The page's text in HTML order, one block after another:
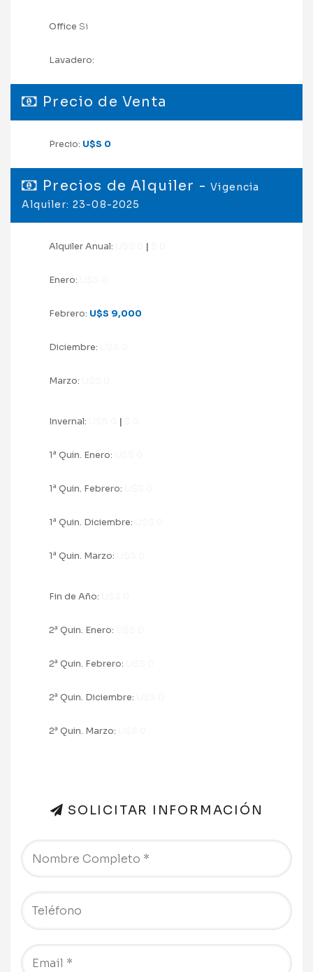
Office Si
Lavadero:
Precio de Venta
Precio: U$S 0
Precios de Alquiler -Vigencia
Alquiler: 23-08-2025
Alquiler Anual: |
Enero:
Febrero: U$S 9,000
Diciembre:
Marzo:
Invernal: |
1a Quin. Enero:
1a Quin. Febrero:
1a Quin. Diciembre:
1a Quin. Marzo:
Fin de Año:
2a Quin. Enero:
2a Quin. Febrero:
2a Quin. Diciembre:
2a Quin. Marzo:
SOLICITAR INFORMACIÓN